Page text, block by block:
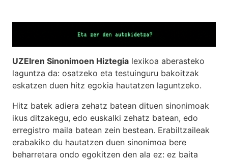
UZEIren Sinonimoen Hiztegia lexikoa aberasteko
laguntza da: osatzeko eta testuinguru bakoitzak
eskatzen duen hitz egokia hautatzen laguntzeko.
Hitz batek adiera zehatz batean dituen sinonimoak
ikus ditzakegu, edo euskalki zehatz batean, edo
erregistro maila batean zein bestean. Erabiltzaileak
erabakiko du hautatzen duen sinonimoa bere
beharretara ondo egokitzen den ala ez: ez baita